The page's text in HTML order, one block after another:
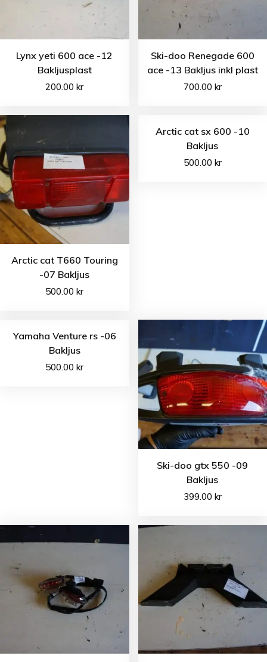
Lynx yeti 600 ace -12
Bakljusplast
200.00kr
Ski-doo Renegade 600
ace -13 Bakljus inkl plast
700.00 kr
Arctic cat T660 Touring
-07 Bakljus
500.00kr
Arctic cat sx 600 -10
Bakljus
500.00 kr
Yamaha Venture rs -06
Bakljus
500.00kr
Ski-doo gtx 550 -09
Bakljus
399.00 kr